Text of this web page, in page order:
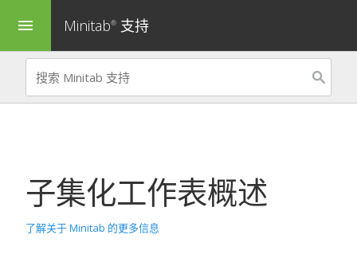
menu Minitab® 支持
子集化工作表概述
了解关于 Minitab 的更多信息